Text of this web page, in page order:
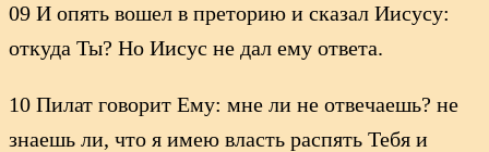
09 И опять вошел в преторию и сказал Иисусу:
откуда Ты? Но Иисус не дал ему ответа.
10 Пилат говорит Ему: мне ли не отвечаешь? не
знаешь ли, что я имею власть распять Тебя и